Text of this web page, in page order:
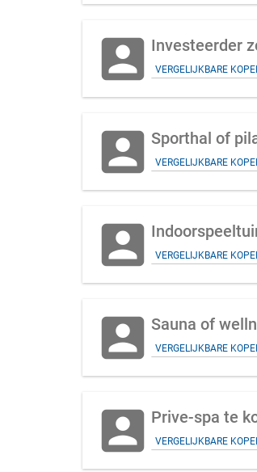
account_box VERGELIJKBARE
account_box Sporthal of
VERGELIJKBARE
account_box VERGELIJKBARE
account_box Sauna of
VERGELIJKBARE
account_box Prive-spa te
VERGELIJKBARE